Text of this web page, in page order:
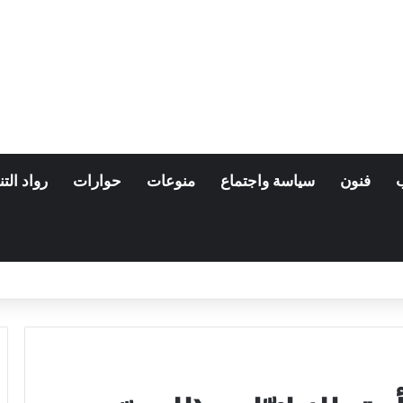
فنون سياسة واجتماع منوعات حوارات رواد